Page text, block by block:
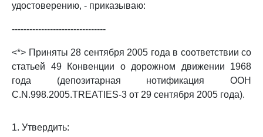
удостоверению, - приказываю:
--------------------------------
<*> Приняты 28 сентября 2005 года в соответствии со
статьей 49 Конвенции о дорожном движении 1968
года (депозитарная нотификация ООН
C.N.998.2005.TREATIES-3 от 29 сентября 2005 года).
1. Утвердить: